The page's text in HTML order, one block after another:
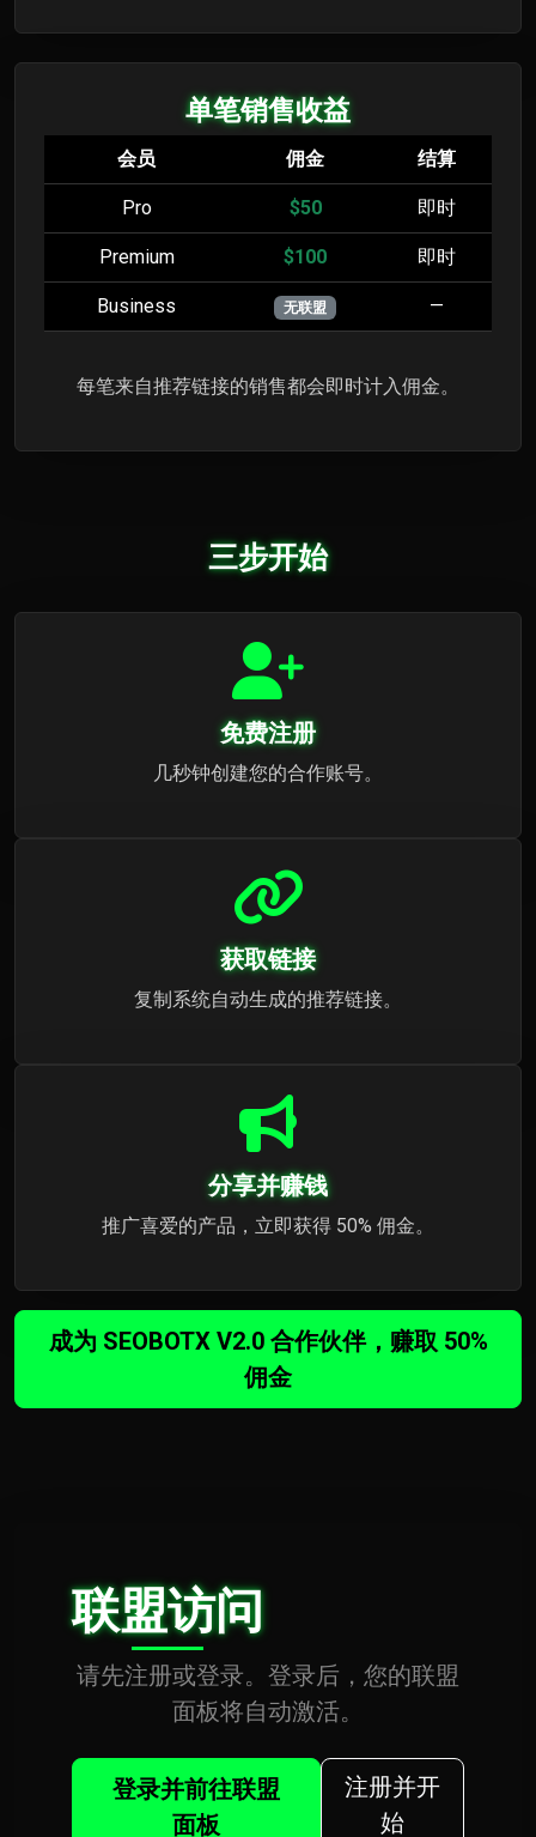
单笔销售收益
会员 佣金 结算
Pro $50 即时
Premium $100 即时
Business 无联盟 —
每笔来自推荐链接的销售都会即时计入佣金。
三步开始
免费注册
几秒钟创建您的合作账号。
获取链接
复制系统自动生成的推荐链接。
分享并赚钱
推广喜爱的产品，立即获得 50% 佣金。
成为 SEOBOTX V2.0 合作伙伴，赚取 50%
佣金
联盟访问
请先注册或登录。登录后，您的联盟
面板将自动激活。
登录并前往联盟
面板
注册并开
始